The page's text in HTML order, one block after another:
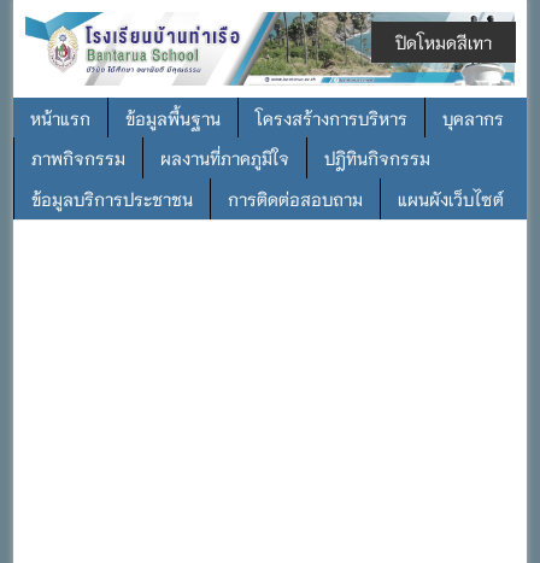
หน้าแรก ข้อมูลพื้นฐาน โครงสร้างการบริหาร
บุคลากร
ภาพกิจกรรม
ผลงานที่ภาคภูมิใจ
ปฎิทินกิจกรรม
ข้อมูลบริการประชาชน
การติดต่อสอบถาม แผนผังเว็บไซต์
ปิดโหมดสีเทา